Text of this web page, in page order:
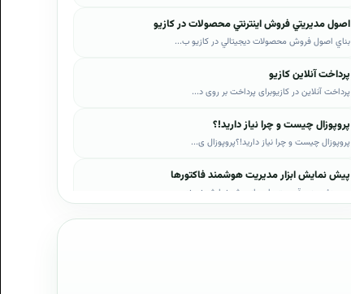
اصول مديريتي فروش اينترنتي محصولات در کازيو
بناي اصول فروش محصولات ديجيتالي در کازيو ب...
پرداخت آنلاین کازیو
پرداخت آنلاین در کازیوبرای پرداخت بر روی د...
پروپوزال چیست و چرا نیاز دارید!؟
پروپوزال چیست و چرا نیاز دارید!؟پروپوزال ی...
پیش نمایش ابزار مدیریت هوشمند فاکتورها
در ویدئوی زیر قسمت‌هایی از پیش نمایش نمونه...